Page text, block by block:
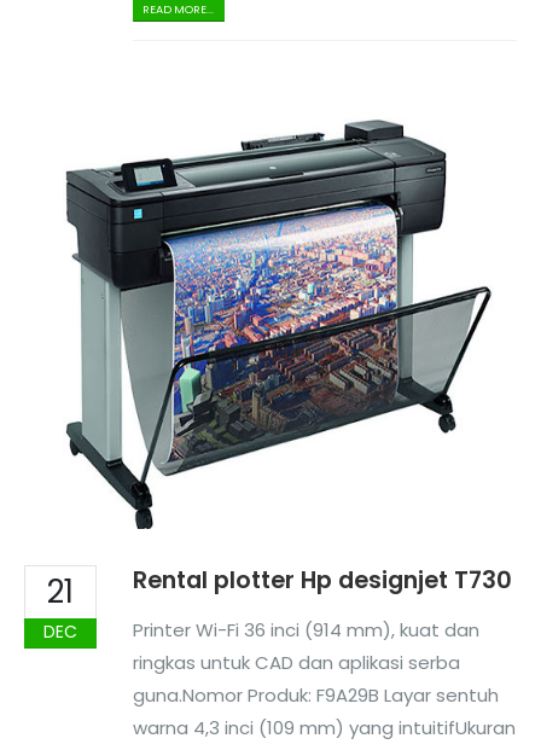
READ MORE...
21
DEC
Rental plotter Hp designjet T730
Printer Wi-Fi 36 inci (914 mm), kuat dan
ringkas untuk CAD dan aplikasi serba
guna.Nomor Produk: F9A29B Layar sentuh
warna 4,3 inci (109 mm) yang intuitifUkuran